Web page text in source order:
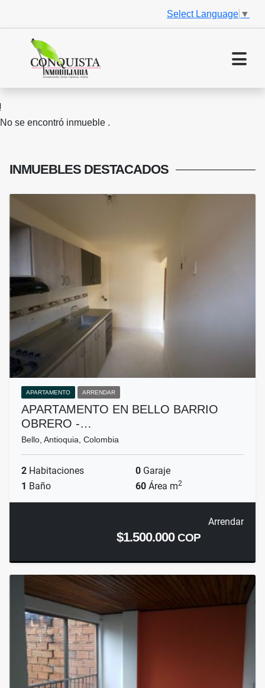
Select Language ▼
No se encontró inmueble .
INMUEBLES DESTACADOS
APARTAMENTO ARRENDAR
APARTAMENTO EN BELLO BARRIO
OBRERO -…
Bello, Antioquia, Colombia
2 Habitaciones 0 Garaje
1 Baño 60 Área m2
Arrendar
$1.500.000COP